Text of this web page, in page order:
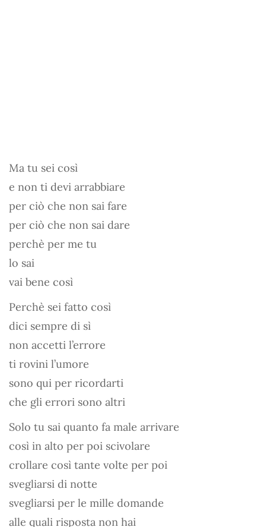
Ma tu sei così
e non ti devi arrabbiare
per ciò che non sai fare
per ciò che non sai dare
perchè per me tu
lo sai
vai bene così
Perchè sei fatto così
dici sempre di sì
non accetti l’errore
ti rovini l’umore
sono qui per ricordarti
che gli errori sono altri
Solo tu sai quanto fa male arrivare
così in alto per poi scivolare
crollare così tante volte per poi
svegliarsi di notte
svegliarsi per le mille domande
alle quali risposta non hai